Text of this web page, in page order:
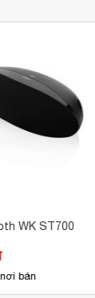
WK ST700
bán